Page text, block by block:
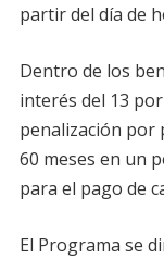
partir del día de
Dentro de los
interés del 13
penalización por
60 meses en un
para el pago de
El Programa se